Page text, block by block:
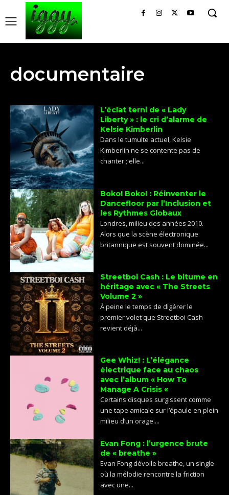
documentaire
L’éclat terni de « Lady
Liberty » : le cri d’alarme de
Kelsie Kimberlin
Dans le tumulte actuel, Kelsie
Kimberlin ne se contente pas de
chanter ; elle...
Boko! Boko! : Réinventer le
Dancefloor par l’Inclusion et
les Rythmes Globaux
Londres, milieu des années 2010.
Alors que la scène électronique
britannique est souvent dominée...
Streetboi Cash : Le bitume en
héritage avec « The Streets
Volume 2 »
À peine le temps de digérer le
premier volet que Streetboi Cash
revient déjà...
Gee Whiz! : L’élégance
électrique face au chaos
avec l’album « How To
Manage A Crisis «
Certains disques surgissent comme
une tape amicale sur l’épaule en plein
milieu d’un orage....
Evan Fong : l’urgence brute
de « breathe »
Evan Fong dévoile breathe, un single
où la mélodie rencontre la friction
avec une...